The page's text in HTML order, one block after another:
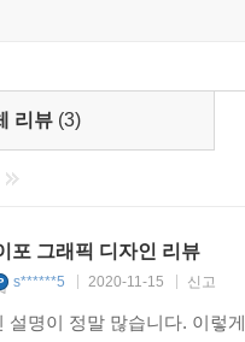
리뷰 (3)
포 그래픽 디자인 리뷰
s******5 2020-11-15 신고
설명이 정말 많습니다. 이렇